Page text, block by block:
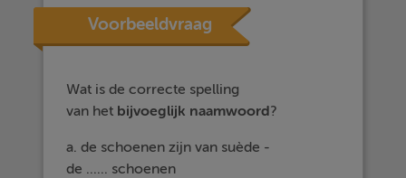
Voorbeeldvraag
Wat is de correcte spelling
van het bijvoeglijk naamwoord?
a. de schoenen zijn van suède -
de ...... schoenen